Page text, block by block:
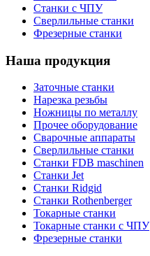
Станки с ЧПУ
Сверлильные станки
Фрезерные станки
Наша продукция
Заточные станки
Нарезка резьбы
Ножницы по металлу
Прочее оборудование
Сварочные аппараты
Сверлильные станки
Станки FDB maschinen
Станки Jet
Станки Ridgid
Станки Rothenberger
Токарные станки
Токарные станки с ЧПУ
Фрезерные станки